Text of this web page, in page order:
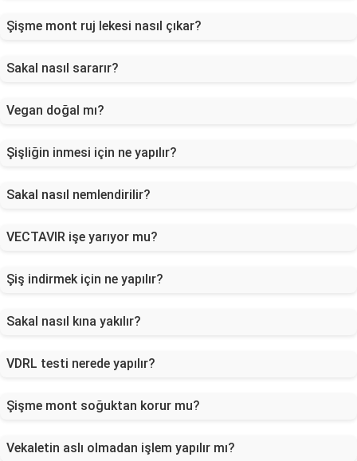
Şişme mont ruj lekesi nasıl çıkar?
Sakal nasıl sararır?
Vegan doğal mı?
Şişliğin inmesi için ne yapılır?
Sakal nasıl nemlendirilir?
VECTAVIR işe yarıyor mu?
Şiş indirmek için ne yapılır?
Sakal nasıl kına yakılır?
VDRL testi nerede yapılır?
Şişme mont soğuktan korur mu?
Vekaletin aslı olmadan işlem yapılır mı?